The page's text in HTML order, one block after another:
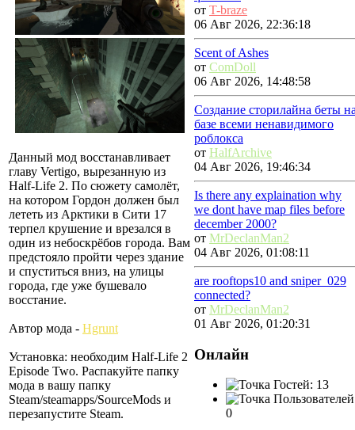
Данный мод восстанавливает
главу Vertigo, вырезанную из
Half-Life 2. По сюжету самолёт,
на котором Гордон должен был
лететь из Арктики в Сити 17
терпел крушение и врезался в
один из небоскрёбов города. Вам
предстояло пройти через здание
и спуститься вниз, на улицы
города, где уже бушевало
восстание.
Автор мода - Hgrunt
Установка: необходим Half-Life 2
Episode Two. Распакуйте папку
мода в вашу папку
Steam/steamapps/SourceMods и
перезапустите Steam.
от T-braze
06 Авг 2026, 22:36:18
Scent of Ashes
от ComDoll
06 Авг 2026, 14:48:58
Создание сторилайна беты
базе всеми ненавидимого
роблокса
от HalfArchive
04 Авг 2026, 19:46:34
Is there any explaination why
we dont have map files before
december 2000?
от MrDeclanMan2
04 Авг 2026, 01:08:11
are rooftops10 and sniper_029
connected?
от MrDeclanMan2
01 Авг 2026, 01:20:31
Онлайн
Гостей: 13
0